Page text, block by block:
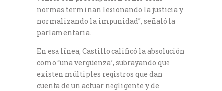
normas terminan lesionando la justicia y
normalizando la impunidad”, señaló la
parlamentaria.
En esa línea, Castillo calificó la absolución
como “una vergüenza”, subrayando que
existen múltiples registros que dan
cuenta de un actuar negligente y de